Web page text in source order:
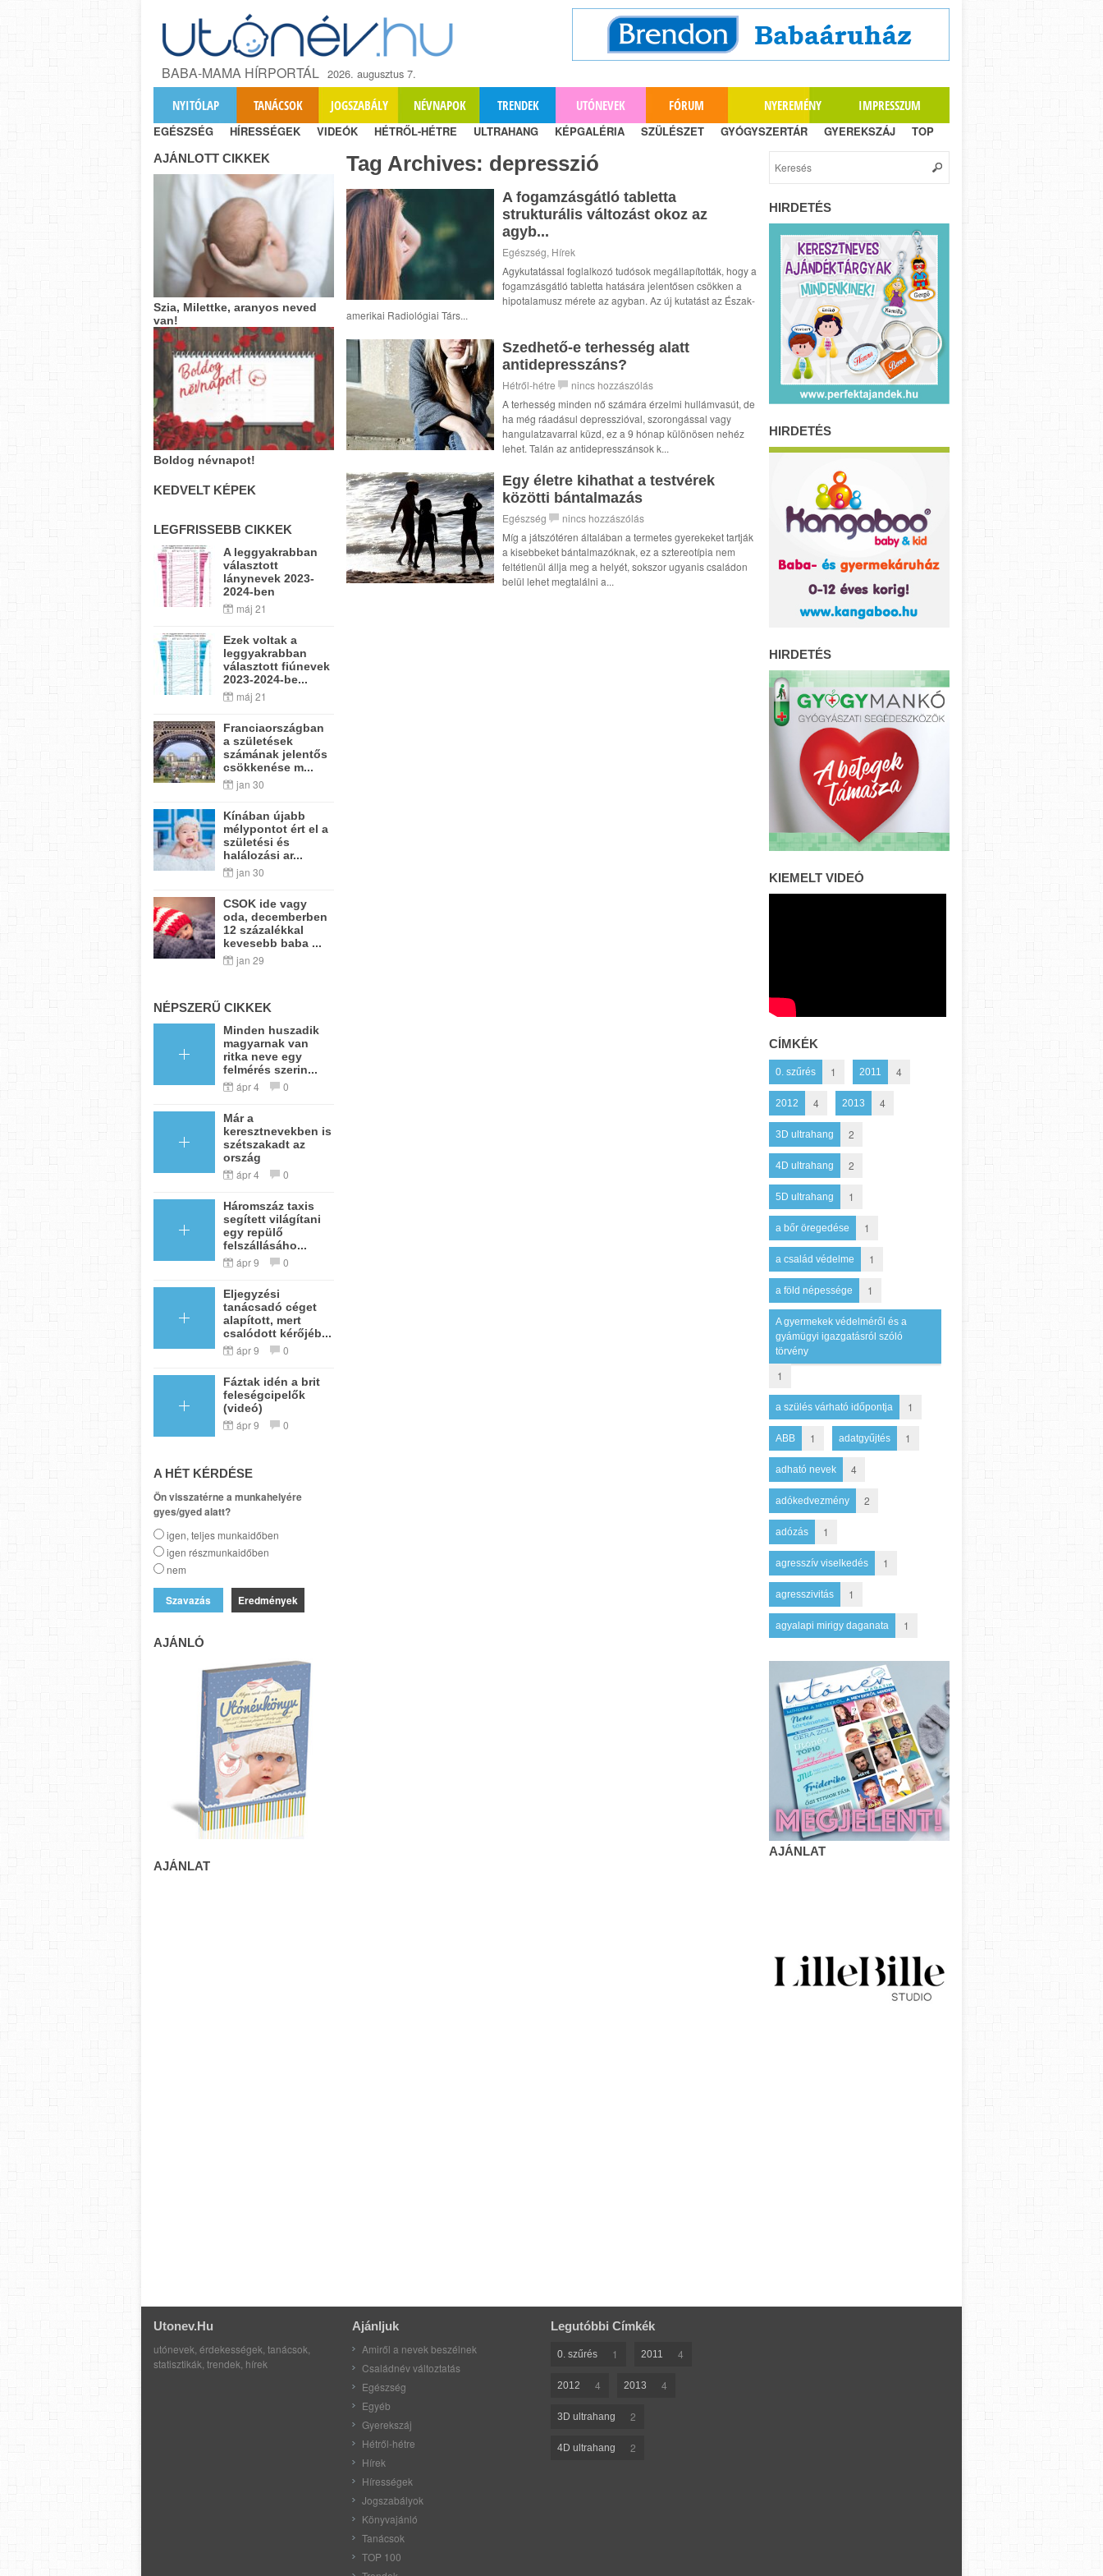
BABA-MAMA HÍRPORTÁL 2026. augusztus 7.
NYITÓLAP TANÁCSOK JOGSZABÁLY NÉVNAPOK TRENDEK UTÓNEVEK FÓRUM NYEREMÉNY IMPRESSZUM
EGÉSZSÉG HÍRESSÉGEK VIDEÓK HÉTRŐL-HÉTRE ULTRAHANG KÉPGALÉRIA SZÜLÉSZET GYÓGYSZERTÁR GYEREKSZÁJ TOP
Tag Archives: depresszió
A fogamzásgátló tabletta
strukturális változást okoz az
agyb...
Egészség, Hírek
Agykutatással foglalkozó tudósok megállapították, hogy a
fogamzásgátló tabletta hatására jelentősen csökken a
hipotalamusz mérete az agyban. Az új kutatást az Észak-
amerikai Radiológiai Társ...
Szedhető-e terhesség alatt
antidepresszáns?
Hétről-hétre
nincs hozzászólás
A terhesség minden nő számára érzelmi hullámvasút, de
ha még ráadásul depresszióval, szorongással vagy
hangulatzavarral küzd, ez a 9 hónap különösen nehéz
lehet. Talán az antidepresszánsok k...
Egy életre kihathat a testvérek
közötti bántalmazás
Egészség
nincs hozzászólás
Míg a játszótéren általában a termetes gyerekeket tartják
a kisebbeket bántalmazóknak, ez a sztereotípia nem
feltétlenül állja meg a helyét, sokszor ugyanis családon
belül lehet megtalálni a...
AJÁNLOTT CIKKEK
Szia, Milettke, aranyos neved
van!
Boldog névnapot!
KEDVELT KÉPEK
LEGFRISSEBB CIKKEK
A leggyakrabban
választott
lánynevek 2023-
2024-ben
máj 21
Ezek voltak a
leggyakrabban
választott fiúnevek
2023-2024-be...
máj 21
Franciaországban
a születések
számának jelentős
csökkenése m...
jan 30
Kínában újabb
mélypontot ért el a
születési és
halálozási ar...
jan 30
CSOK ide vagy
oda, decemberben
12 százalékkal
kevesebb baba ...
jan 29
NÉPSZERŰ CIKKEK
Minden huszadik
magyarnak van
ritka neve egy
felmérés szerin...
ápr 4 0
Már a
keresztnevekben is
szétszakadt az
ország
ápr 4 0
Háromszáz taxis
segített világítani
egy repülő
felszállásáho...
ápr 9 0
Eljegyzési
tanácsadó céget
alapított, mert
csalódott kérőjéb...
ápr 9 0
Fáztak idén a brit
feleségcipelők
(videó)
ápr 9 0
A HÉT KÉRDÉSE
Ön visszatérne a munkahelyére
gyes/gyed alatt?
igen, teljes munkaidőben
igen részmunkaidőben
nem
Eredmények
AJÁNLÓ
AJÁNLAT
HIRDETÉS
HIRDETÉS
HIRDETÉS
KIEMELT VIDEÓ
CÍMKÉK
0. szűrés 1 2011 4
2012 4 2013 4
3D ultrahang 2
4D ultrahang 2
5D ultrahang 1
a bőr öregedése 1
a család védelme 1
a föld népessége 1
A gyermekek védelméről és a
gyámügyi igazgatásról szóló
törvény
1
a szülés várható időpontja 1
ABB 1 adatgyűjtés 1
adható nevek 4
adókedvezmény 2
adózás 1
agresszív viselkedés 1
agresszivitás 1
agyalapi mirigy daganata 1
AJÁNLAT
Utonev.hu
utónevek, érdekességek, tanácsok,
statisztikák, trendek, hírek
Ajánljuk
Amiről a nevek beszélnek
Családnév változtatás
Egészség
Egyéb
Gyerekszáj
Hétről-hétre
Hírek
Hírességek
Jogszabályok
Könyvajánló
Tanácsok
TOP 100
Legutóbbi Címkék
0. szűrés 1 2011 4
2012 4 2013 4
3D ultrahang 2
4D ultrahang 2